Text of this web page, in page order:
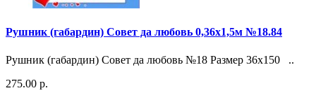
Рушник (габардин) Совет да любовь 0,36х1,5м №18.84
Рушник (габардин) Совет да любовь №18 Размер 36х150 ..
275.00 р.